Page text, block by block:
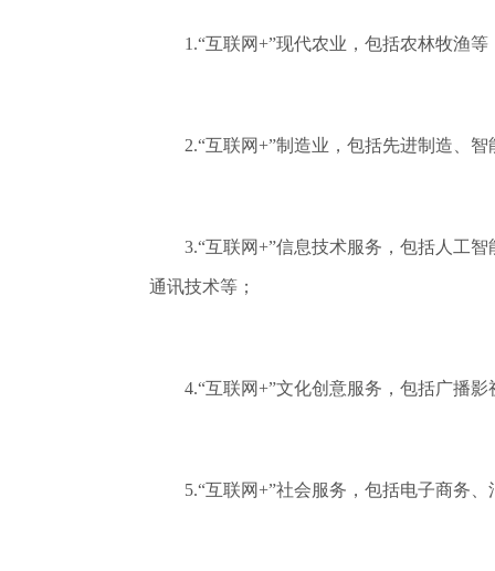
1.“互联网+”现代农业，包括农林牧渔等
2.“互联网+”制造业，包括先进制造、智
3.“互联网+”信息技术服务，包括人工智
通讯技术等；
4.“互联网+”文化创意服务，包括广播影
5.“互联网+”社会服务，包括电子商务、